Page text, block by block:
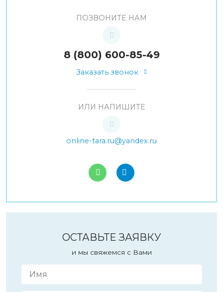
ПОЗВОНИТЕ НАМ
8 (800) 600-85-49
Заказать звонок
ИЛИ НАПИШИТЕ
online-tara.ru@yandex.ru
ОСТАВЬТЕ ЗАЯВКУ
и мы свяжемся с Вами